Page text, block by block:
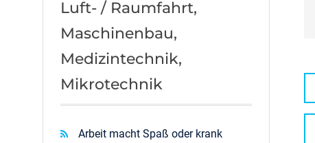
Luft- / Raumfahrt,
Maschinenbau,
Medizintechnik,
Mikrotechnik
Arbeit macht Spaß oder krank